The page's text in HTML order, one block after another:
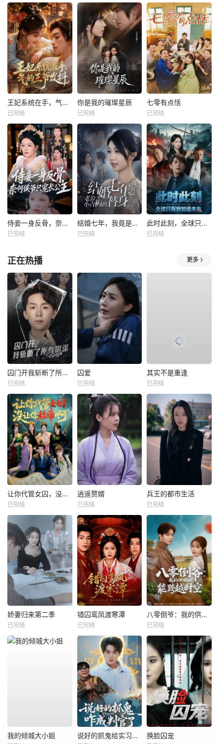
王妃系统在手，气的王爷发抖
已完结
你是我的璀璨星辰
已完结
七零有点恬
已完结
侍妾一身反骨，奈何侯爷只宠长公主
已完结
结婚七年，我竟是老公小青梅的替身
已完结
此时此刻，全球只有我知道未来
已完结
正在热播 更多
囚门开我斩断了所有阴谋
已完结
囚爱
已完结
其实不是重逢
已完结
让你代管女囚，没让你称帝啊
已完结
逍遥赘婿
已完结
兵王的都市生活
已完结
娇妻归来第二季
已完结
错囚鸾凤渡寒潭
已完结
八零倒爷：我的供销社能跨时空
已完结
我的倾城大小姐 说好的抓鬼给实习证明，咋成判官了 换脸囚宠